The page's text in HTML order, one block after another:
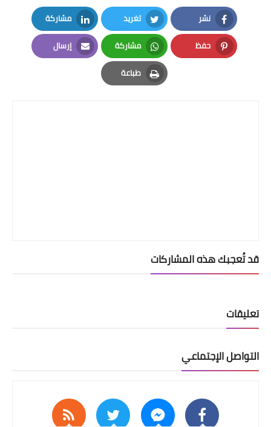
نشر
Facebook
تغريد
Twitter
مشاركة
LinkedIn
حفظ
Pinterest
مشاركة
Whatsapp
إرسال
Email
طباعة
Print
قد تُعجبك هذه المشاركات
تعليقات
التواصل الإجتماعي